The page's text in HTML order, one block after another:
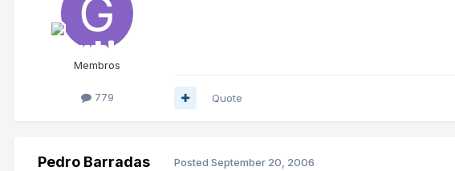
Membros
779 Quote
Pedro Barradas Posted September 20, 2006